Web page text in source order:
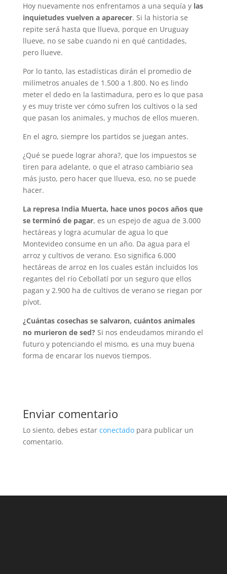
Hoy nuevamente nos enfrentamos a una sequía y las
inquietudes vuelven a aparecer. Si la historia se
repite será hasta que llueva, porque en Uruguay
llueve, no se sabe cuando ni en qué cantidades,
pero llueve.
Por lo tanto, las estadísticas dirán el promedio de
milímetros anuales de 1.500 a 1.800. No es lindo
meter el dedo en la lastimadura, pero es lo que pasa
y es muy triste ver cómo sufren los cultivos o la sed
que pasan los animales, y muchos de ellos mueren.
En el agro, siempre los partidos se juegan antes.
¿Qué se puede lograr ahora?, que los impuestos se
tiren para adelante, o que el atraso cambiario sea
más justo, pero hacer que llueva, eso, no se puede
hacer.
La represa India Muerta, hace unos pocos años que
se terminó de pagar, es un espejo de agua de 3.000
hectáreas y logra acumular de agua lo que
Montevideo consume en un año. Da agua para el
arroz y cultivos de verano. Eso significa 6.000
hectáreas de arroz en los cuales están incluidos los
regantes del río Cebollatí por un seguro que ellos
pagan y 2.900 ha de cultivos de verano se riegan por
pívot.
¿Cuántas cosechas se salvaron, cuántos animales
no murieron de sed?Si nos endeudamos mirando el
futuro y potenciando el mismo, es una muy buena
forma de encarar los nuevos tiempos.
Enviar comentario
Lo siento, debes estar conectadopara publicar un
comentario.